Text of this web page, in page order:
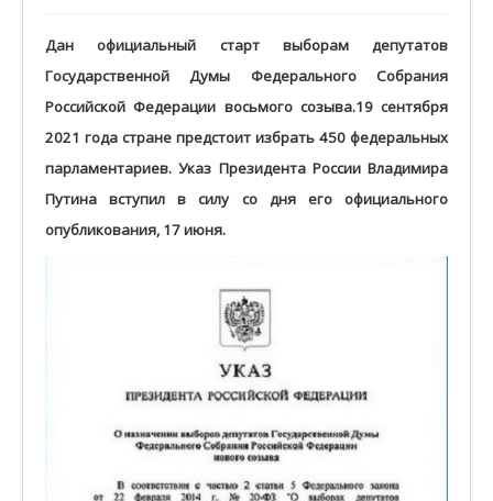
Дан официальный старт выборам депутатов
Государственной Думы Федерального Собрания
Российской Федерации восьмого созыва.19 сентября
2021 года стране предстоит избрать 450 федеральных
парламентариев. Указ Президента России Владимира
Путина вступил в силу со дня его официального
опубликования, 17 июня.